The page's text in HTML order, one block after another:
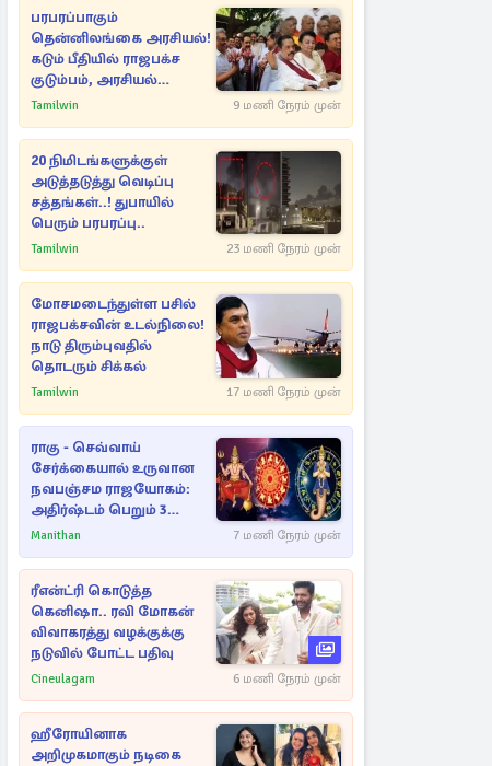
பரபரப்பாகும்
தென்னிலங்கை அரசியல்!
கடும் பீதியில் ராஜபக்ச
குடும்பம், அரசியல்
நட்புகள்
Tamilwin 9 மணி நேரம் முன்
20 நிமிடங்களுக்குள்
அடுத்தடுத்து வெடிப்பு
சத்தங்கள்..! துபாயில்
பெரும் பரபரப்பு..
Tamilwin 23 மணி நேரம் முன்
மோசமடைந்துள்ள பசில்
ராஜபக்சவின் உடல்நிலை!
நாடு திரும்புவதில்
தொடரும் சிக்கல்
Tamilwin 17 மணி நேரம் முன்
ராகு - செவ்வாய்
சேர்க்கையால் உருவான
நவபஞ்சம ராஜயோகம்:
அதிர்ஷ்டம் பெறும் 3
ராசிகள்!
Manithan 7 மணி நேரம் முன்
ரீஎன்ட்ரி கொடுத்த
கெனிஷா.. ரவி மோகன்
விவாகரத்து வழக்குக்கு
நடுவில் போட்ட பதிவு
Cineulagam 6 மணி நேரம் முன்
ஹீரோயினாக
அறிமுகமாகும் நடிகை